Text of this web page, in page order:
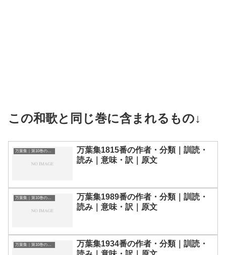
この和歌と同じ巻に含まれるもの↓
万葉集｜第10巻の和歌一覧
万葉集1815番の作者・分類｜訓読・
読み｜意味・訳｜原文
万葉集｜第10巻の和歌一覧
万葉集1989番の作者・分類｜訓読・
読み｜意味・訳｜原文
万葉集｜第10巻の和歌一覧
万葉集1934番の作者・分類｜訓読・